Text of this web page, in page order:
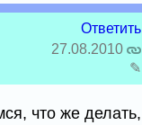
Ответить
27.08.2010
✎
что же делать,